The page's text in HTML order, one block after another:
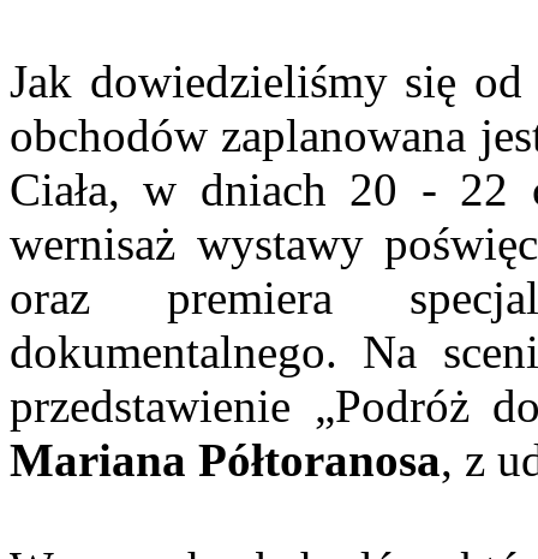
Jak dowiedzieliśmy się
obchodów zaplanowana
Ciała, w dniach 20 - 22
wernisaż wystawy
oraz premiera
dokumentalnego. Na
przedstawienie „Podróż
Mariana Półtoranosa, z